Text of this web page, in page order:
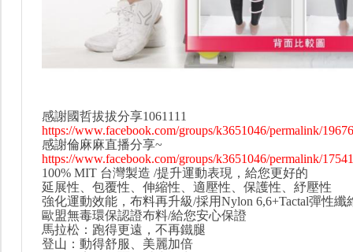
感謝國哲拔拔分享1061111
https://www.facebook.com/groups/k3651046/permalink/
感謝倫麻麻直播分享~
https://www.facebook.com/groups/k3651046/permalink/
100% MIT 台灣製造 /提升運動表現，給您更好的
延展性、包覆性、伸縮性、適壓性、保護性、紓壓性
強化運動效能，布料再升級/採用Nylon 6,6+Tactal彈性纖
歐盟無毒環保認證布料/給您安心保證
馬拉松：跑得更遠，不再鐵腿
登山：動得舒服、美麗加倍